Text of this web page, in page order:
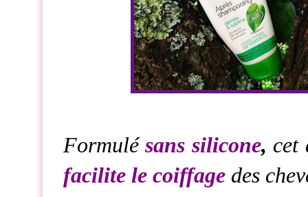
Formulésans silicone, cet
facilite le coiffage des